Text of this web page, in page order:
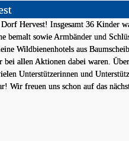
Hervest! Insgesamt 36 Kinder
sowie Armbänder und
Wildbienenhotels aus
allen Aktionen dabei waren.
Unterstützerinnen und
Wir freuen uns schon auf das